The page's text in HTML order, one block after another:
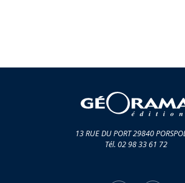
13 RUE DU PORT 29840
Tél. 02 98 33 61 72